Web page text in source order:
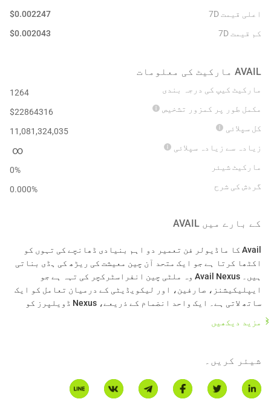
اعلی قیمت 7D
$0.002247
کم قیمت 7D
$0.002043
AVAIL مارکیٹ کی معلومات
مارکیٹ کیپ کی درجہ بندی
1264
مکمل طور پر کمزور تشخیص
$22864316
کل سپلائی
11,081,324,035
زیادہ سے زیادہ سپلائی
∞
مارکیٹ شیئر
0%
گردش کی شرح
0.000%
کے بارے میں AVAIL
Avail کا ماڈیولر فن تعمیر دو اہم بنیادی ڈھانچے کی تہوں کو
اکٹھا کرتا ہے جو ایک متحد آن چین معیشت کی ریڑھ کی ہڈی بناتی
ہیں۔ Avail Nexus وہ ملٹی چین انفراسٹرکچر کی تہہ ہے جو
ایپلیکیشنز، صارفین، اور لیکویڈیٹی کے درمیان تعامل کو ایک
ساتھ لاتی ہے۔ ایک واحد انضمام کے ذریعے، Nexus ڈویلپرز کو
کی اجازت دیتا ہے، بغیر پلوں، دوبارہ تعیناتیوں، یا گیس کی
سنبھالتا ہے۔ ڈویلپرز کے لیے، Nexus ٹوٹے ہوئے کراس چین
تجربات کو ایک واحد بہاؤ میں تبدیل کرتا ہے جو نئے مارکیٹوں
مزید دیکھیں
شیئر کریں۔